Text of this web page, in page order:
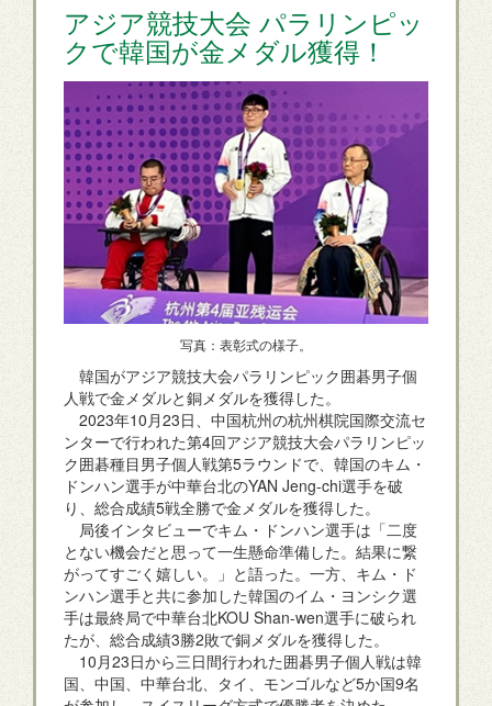
アジア競技大会 パラリンピッ
クで韓国が金メダル獲得！
写真：表彰式の様子。
韓国がアジア競技大会パラリンピック囲碁男子個
人戦で金メダルと銅メダルを獲得した。
2023年10月23日、中国杭州の杭州棋院国際交流セ
ンターで行われた第4回アジア競技大会パラリンピッ
ク囲碁種目男子個人戦第5ラウンドで、韓国のキム・
ドンハン選手が中華台北のYAN Jeng-chi選手を破
り、総合成績5戦全勝で金メダルを獲得した。
局後インタビューでキム・ドンハン選手は「二度
とない機会だと思って一生懸命準備した。結果に繋
がってすごく嬉しい。」と語った。一方、キム・ド
ンハン選手と共に参加した韓国のイム・ヨンシク選
手は最終局で中華台北KOU Shan-wen選手に破られ
たが、総合成績3勝2敗で銅メダルを獲得した。
10月23日から三日間行われた囲碁男子個人戦は韓
国、中国、中華台北、タイ、モンゴルなど5か国9名